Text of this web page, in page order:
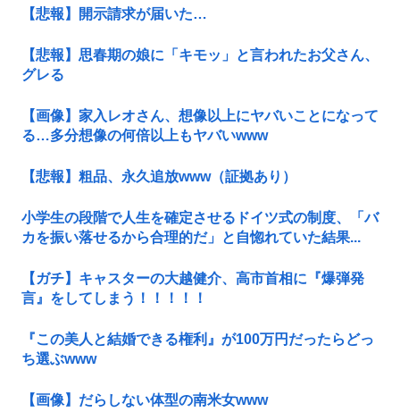
【悲報】開示請求が届いた…
【悲報】思春期の娘に「キモッ」と言われたお父さん、
グレる
【画像】家入レオさん、想像以上にヤバいことになって
る…多分想像の何倍以上もヤバいwww
【悲報】粗品、永久追放www（証拠あり）
小学生の段階で人生を確定させるドイツ式の制度、「バ
カを振い落せるから合理的だ」と自惚れていた結果...
【ガチ】キャスターの大越健介、高市首相に『爆弾発
言』をしてしまう！！！！！
『この美人と結婚できる権利』が100万円だったらどっ
ち選ぶwww
【画像】だらしない体型の南米女www